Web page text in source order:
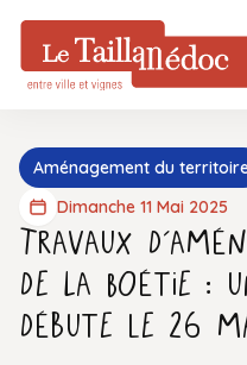
Aménagement du
Dimanche 11 Mai 2025
Travaux
de La Boétie :
débute le 26